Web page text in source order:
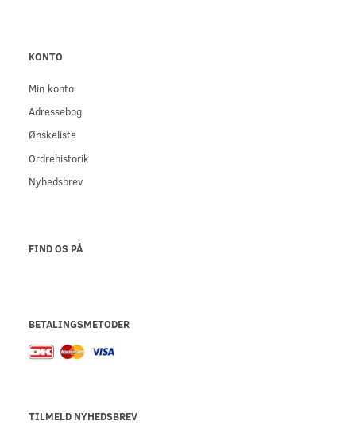
KONTO
Min konto
Adressebog
Ønskeliste
Ordrehistorik
Nyhedsbrev
FIND OS PÅ
BETALINGSMETODER
TILMELD NYHEDSBREV